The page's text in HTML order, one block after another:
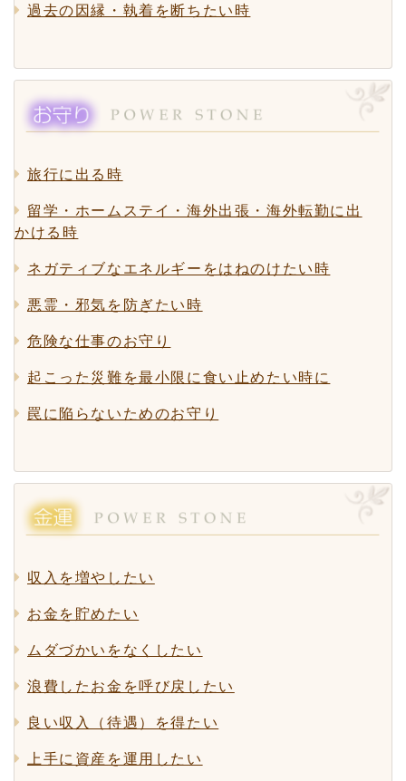
過去の因縁・執着を断ちたい時
旅行に出る時
留学・ホームステイ・海外出張・海外転勤に出
かける時
ネガティブなエネルギーをはねのけたい時
悪霊・邪気を防ぎたい時
危険な仕事のお守り
起こった災難を最小限に食い止めたい時に
罠に陥らないためのお守り
収入を増やしたい
お金を貯めたい
ムダづかいをなくしたい
浪費したお金を呼び戻したい
良い収入（待遇）を得たい
上手に資産を運用したい